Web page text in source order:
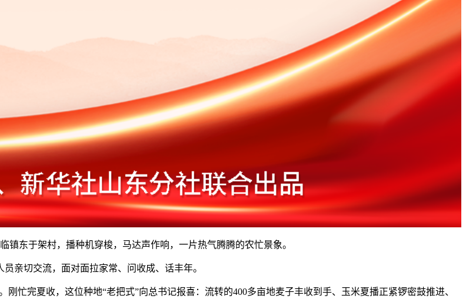
东于架村，播种机穿梭，马达声作响，一片热气腾腾的农忙景象。
亲切交流，面对面拉家常、问收成、话丰年。
完夏收，这位种地“老把式”向总书记报喜：流转的400多亩地麦子丰收到手、玉米夏播正紧锣密鼓推进、